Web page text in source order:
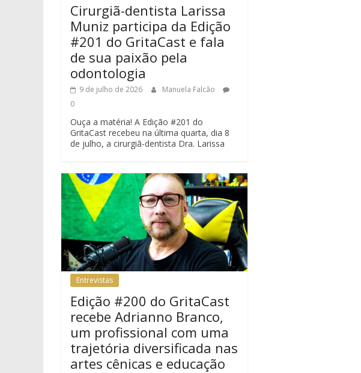
Cirurgiã-dentista Larissa
Muniz participa da Edição
#201 do GritaCast e fala
de sua paixão pela
odontologia
9 de julho de 2026
Manuela Falcão
0
Ouça a matéria! A Edição #201 do
GritaCast recebeu na última quarta, dia 8
de julho, a cirurgiã-dentista Dra. Larissa
Entrevistas
Edição #200 do GritaCast
recebe Adrianno Branco,
um profissional com uma
trajetória diversificada nas
artes cênicas e educação